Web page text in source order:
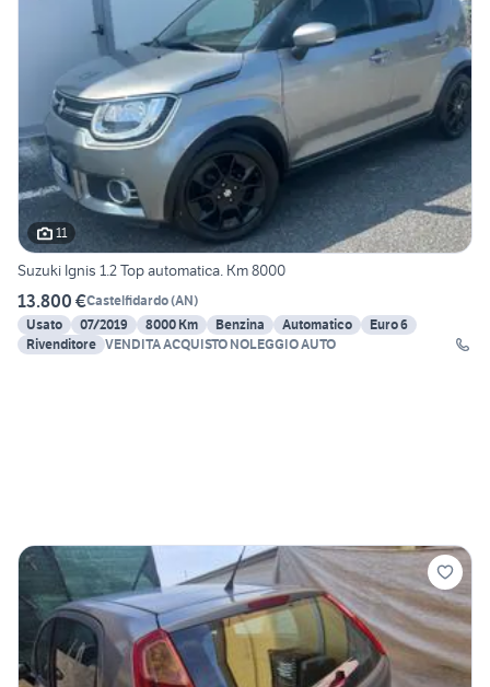
11
Suzuki Ignis 1.2 Top automatica. Km 8000
13.800 €Castelfidardo(AN)
Usato
07/2019 8000 Km Benzina Automatico
Euro 6
Rivenditore
VENDITA ACQUISTO NOLEGGIO AUTO